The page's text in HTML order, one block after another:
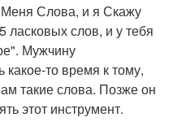
Слова, и я Скажу
ласковых слов, и у тебя
Мужчину
какое-то время к тому,
такие слова. Позже он
этот инструмент.